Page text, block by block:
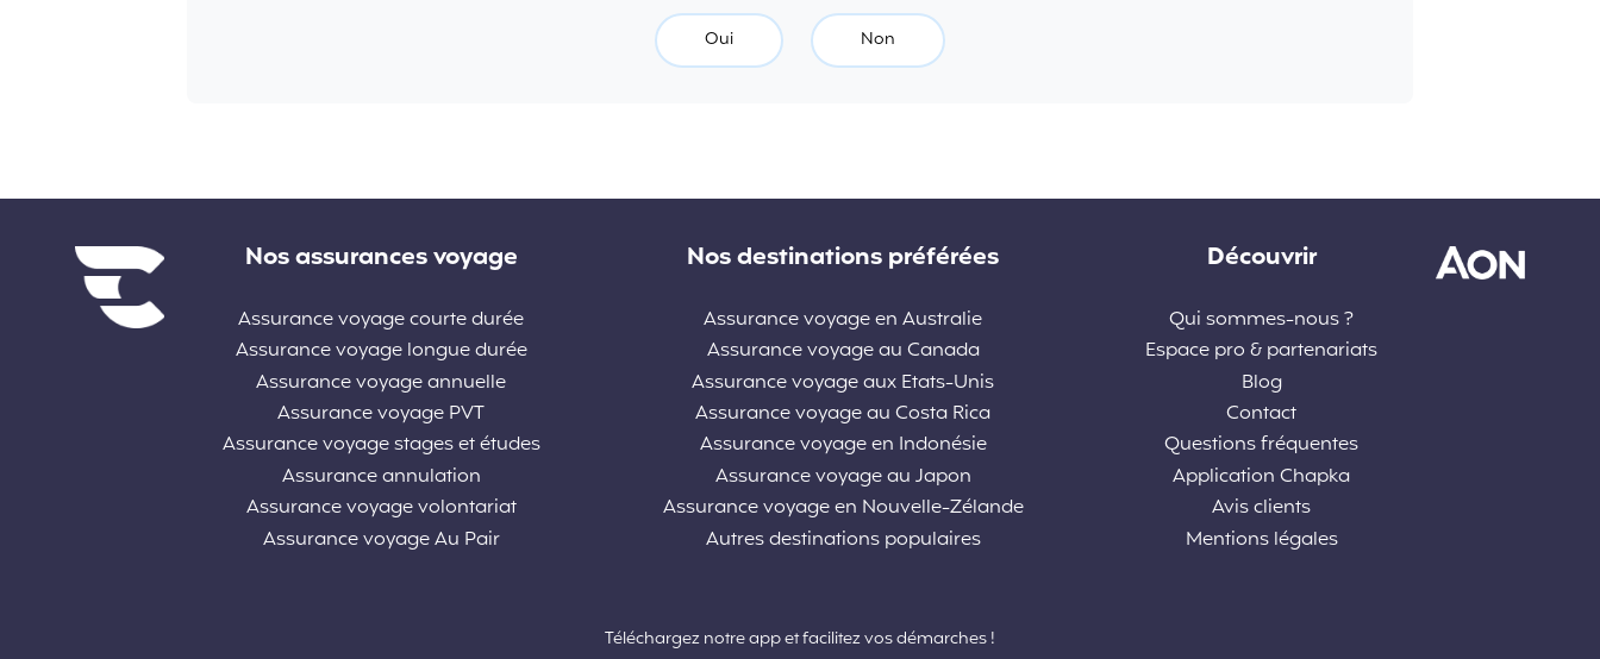
Oui Non
Liens divers Nos assurances voyage
Assurance voyage courte durée
Assurance voyage longue durée
Assurance voyage annuelle
Assurance voyage PVT
Assurance voyage stages et études
Assurance annulation
Assurance voyage volontariat
Assurance voyage Au Pair
Nos destinations préférées
Assurance voyage en Australie
Assurance voyage au Canada
Assurance voyage aux Etats-Unis
Assurance voyage au Costa Rica
Assurance voyage en Indonésie
Assurance voyage au Japon
Assurance voyage en Nouvelle-Zélande
Autres destinations populaires
Découvrir
Qui sommes-nous ?
Espace pro & partenariats
Blog
Contact
Questions fréquentes
Application Chapka
Avis clients
Mentions légales
Téléchargez notre app et facilitez vos démarches !